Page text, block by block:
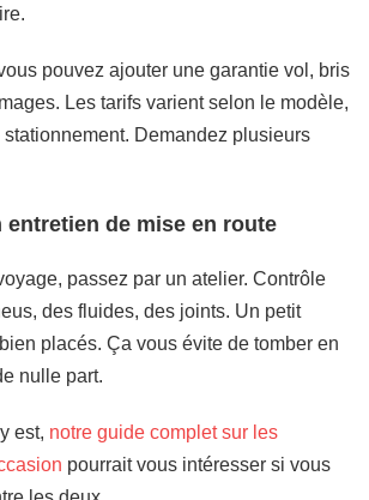
pouvez ajouter une garantie vol, bris
Les tarifs varient selon le modèle,
stationnement. Demandez plusieurs
entretien de mise en route
passez par un atelier. Contrôle
des fluides, des joints. Un petit
placés. Ça vous évite de tomber en
nulle part.
est, notre guide complet sur les
pourrait vous intéresser si vous